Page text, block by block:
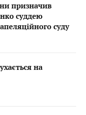
призначив
суддею
суду
на